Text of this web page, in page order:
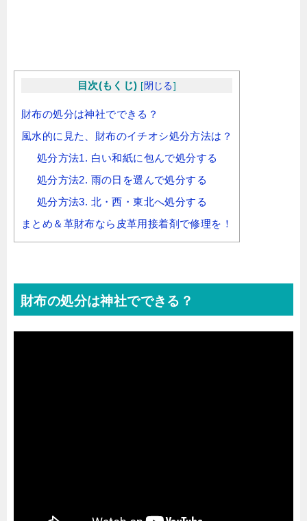
目次(もくじ) [閉じる]
財布の処分は神社でできる？
風水的に見た、財布のイチオシ処分方法は？
処分方法1. 白い和紙に包んで処分する
処分方法2. 雨の日を選んで処分する
処分方法3. 北・西・東北へ処分する
まとめ＆革財布なら皮革用接着剤で修理を！
財布の処分は神社でできる？